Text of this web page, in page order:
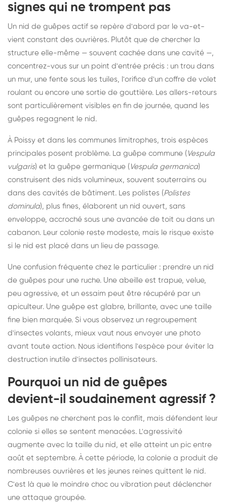
signes qui ne trompent pas
Un nid de guêpes actif se repère d'abord par le va-et-
vient constant des ouvrières. Plutôt que de chercher la
structure elle-même — souvent cachée dans une cavité —,
concentrez-vous sur un point d'entrée précis : un trou dans
un mur, une fente sous les tuiles, l'orifice d'un coffre de volet
roulant ou encore une sortie de gouttière. Les allers-retours
sont particulièrement visibles en fin de journée, quand les
guêpes regagnent le nid.
À Poissy et dans les communes limitrophes, trois espèces
principales posent problème. La guêpe commune ( Vespula
vulgaris) et la guêpe germanique ( Vespula germanica)
construisent des nids volumineux, souvent souterrains ou
dans des cavités de bâtiment. Les polistes (Polistes
dominula), plus fines, élaborent un nid ouvert, sans
enveloppe, accroché sous une avancée de toit ou dans un
cabanon. Leur colonie reste modeste, mais le risque existe
si le nid est placé dans un lieu de passage.
Une confusion fréquente chez le particulier : prendre un nid
de guêpes pour une ruche. Une abeille est trapue, velue,
peu agressive, et un essaim peut être récupéré par un
apiculteur. Une guêpe est glabre, brillante, avec une taille
fine bien marquée. Si vous observez un regroupement
d'insectes volants, mieux vaut nous envoyer une photo
avant toute action. Nous identifions l'espèce pour éviter la
destruction inutile d'insectes pollinisateurs.
Pourquoi un nid de guêpes
devient-il soudainement agressif ?
Les guêpes ne cherchent pas le conflit, mais défendent leur
colonie si elles se sentent menacées. L'agressivité
augmente avec la taille du nid, et elle atteint un pic entre
août et septembre. À cette période, la colonie a produit de
nombreuses ouvrières et les jeunes reines quittent le nid.
C'est là que le moindre choc ou vibration peut déclencher
une attaque groupée.